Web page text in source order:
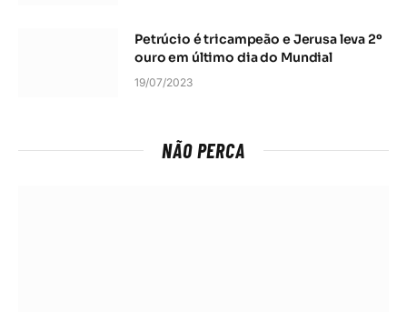
Petrúcio é tricampeão e Jerusa leva 2º
ouro em último dia do Mundial
19/07/2023
NÃO PERCA